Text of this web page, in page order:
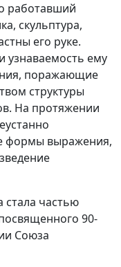
работавший
скульптура,
его руке.
узнаваемость ему
поражающие
структуры
На протяжении
формы выражения,
стала частью
90-
Союза